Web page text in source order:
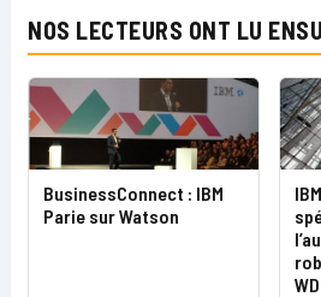
NOS LECTEURS ONT LU
BusinessConnect : IBM
Parie sur Watson